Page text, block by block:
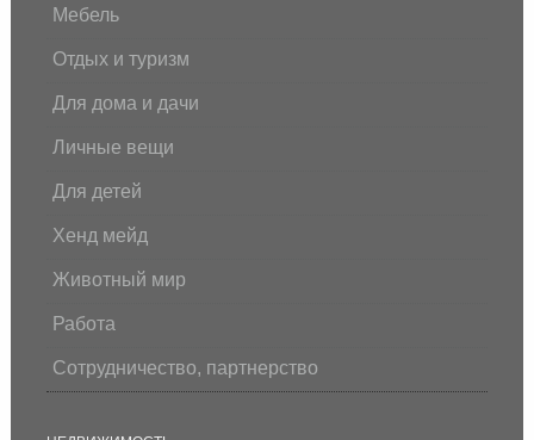
Мебель
Отдых и туризм
Для дома и дачи
Личные вещи
Для детей
Хенд мейд
Животный мир
Работа
Сотрудничество, партнерство